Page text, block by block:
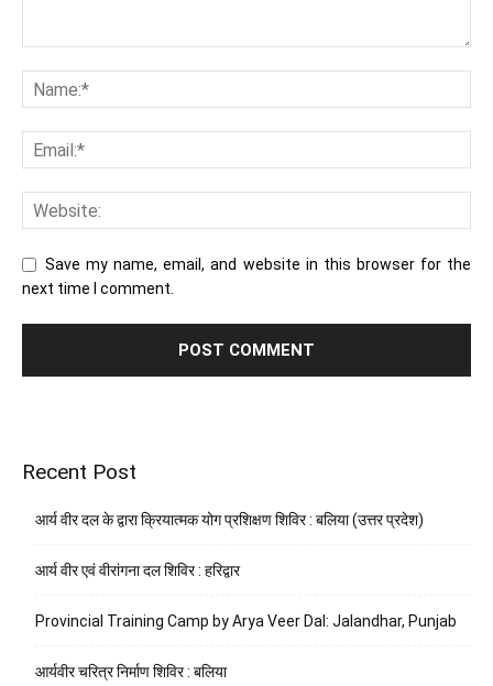
Save my name, email, and website in this browser for the
next time I comment.
Recent Post
आर्य वीर दल के द्वारा क्रियात्मक योग प्रशिक्षण शिविर : बलिया (उत्तर प्रदेश)
आर्य वीर एवं वीरांगना दल शिविर : हरिद्वार
Provincial Training Camp by Arya Veer Dal: Jalandhar, Punjab
आर्यवीर चरित्र निर्माण शिविर : बलिया